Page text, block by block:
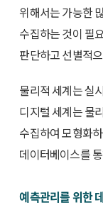
위해서는 가능한
수집하는 것이 필
판단하고 선별적
물리적 세계는 실
디지털 세계는 물
수집하여 모형화
데이터베이스를
예측관리를 위한